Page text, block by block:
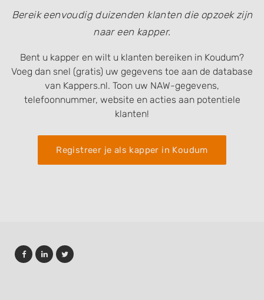
Bereik eenvoudig duizenden klanten die opzoek zijn
naar een kapper.
Bent u kapper en wilt u klanten bereiken in Koudum?
Voeg dan snel (gratis) uw gegevens toe aan de database
van Kappers.nl. Toon uw NAW-gegevens,
telefoonnummer, website en acties aan potentiele
klanten!
Registreer je als kapper in Koudum
Functional
Advertising